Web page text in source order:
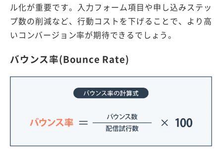
ル化が重要です。入力フォーム項目や申し込みステッ
プ数の削減など、行動コストを下げることで、より高
いコンバージョン率が期待できるでしょう。
バウンス率(Bounce Rate)